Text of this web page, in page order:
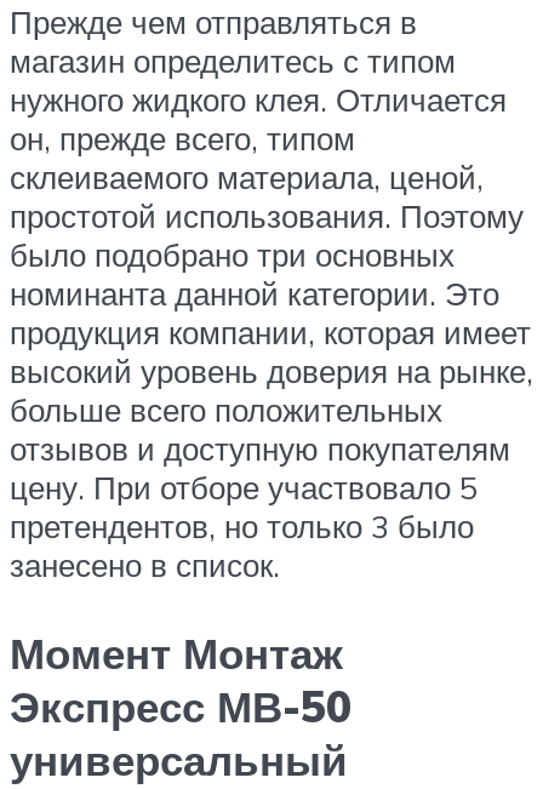
Прежде чем отправляться в
магазин определитесь с типом
нужного жидкого клея. Отличается
он, прежде всего, типом
склеиваемого материала, ценой,
простотой использования. Поэтому
было подобрано три основных
номинанта данной категории. Это
продукция компании, которая имеет
высокий уровень доверия на рынке,
больше всего положительных
отзывов и доступную покупателям
цену. При отборе участвовало 5
претендентов, но только 3 было
занесено в список.
Момент Монтаж
Экспресс МВ-50
универсальный